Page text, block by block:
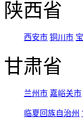
陕西省
西安市 铜川市
甘肃省
兰州市 嘉峪关市
临夏回族自治州